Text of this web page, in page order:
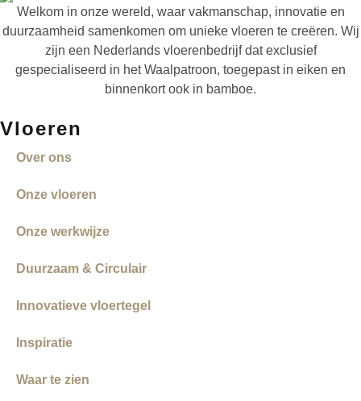
Welkom in onze wereld, waar vakmanschap, innovatie en
duurzaamheid samenkomen om unieke vloeren te creëren. Wij
zijn een Nederlands vloerenbedrijf dat exclusief
gespecialiseerd in het Waalpatroon, toegepast in eiken en
binnenkort ook in bamboe.
Vloeren
Over ons
Onze vloeren
Onze werkwijze
Duurzaam & Circulair
Innovatieve vloertegel
Inspiratie
Waar te zien